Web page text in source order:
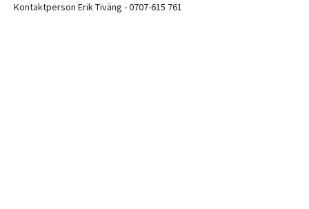
Kontaktperson Erik Tiväng - 0707-615 761